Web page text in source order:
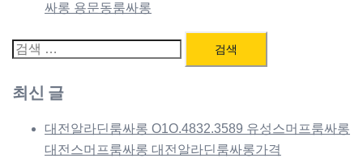
싸롱 용문동룸싸롱
검
최신 글
대전알라딘룸싸롱 O1O.4832.3589 유성스머프룸싸롱
대전스머프룸싸롱 대전알라딘룸싸롱가격